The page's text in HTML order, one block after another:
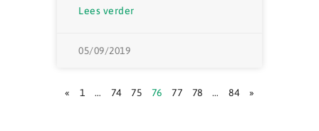
Lees verder
05/09/2019
« 1 … 74 75 76 77 78 … 84 »